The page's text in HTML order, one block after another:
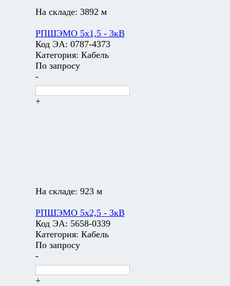
На складе: 3892 м
РПШЭМО 5х1,5 - 3кВ
Код ЭА: 0787-4373
Категория: Кабель
По запросу
-
+
На складе: 923 м
РПШЭМО 5х2,5 - 3кВ
Код ЭА: 5658-0339
Категория: Кабель
По запросу
-
+